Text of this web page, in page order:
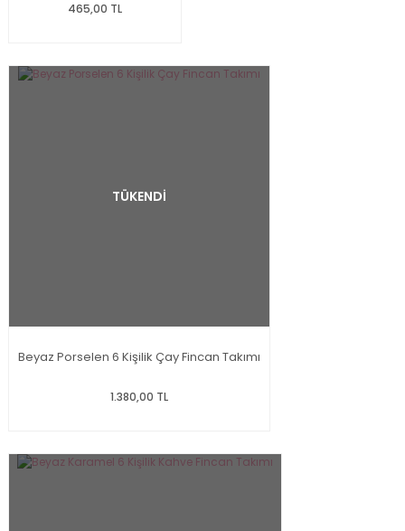
465,00 TL
TÜKENDİ
Beyaz Porselen 6 Kişilik Çay Fincan Takımı
1.380,00 TL